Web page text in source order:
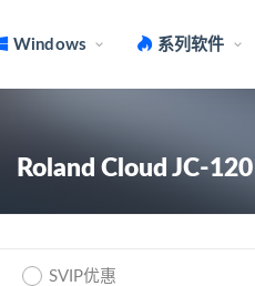
Windows 系列软件
Roland Cloud JC-
SVIP优惠